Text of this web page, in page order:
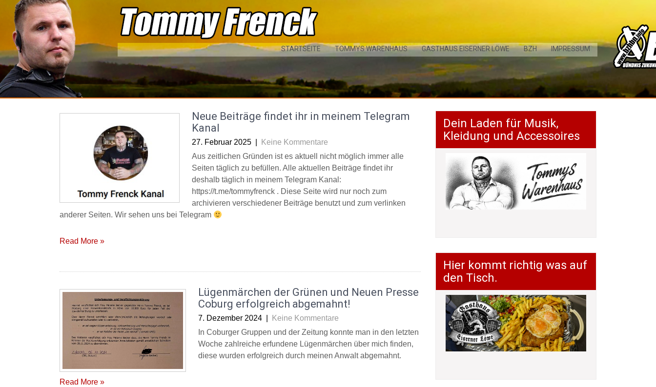
content
STARTSEITE TOMMYS WARENHAUS GASTHAUS EISERNER LÖWE BZH IMPRESSUM
Neue Beiträge findet ihr in meinem Telegram
Kanal
27. Februar 2025
Keine Kommentare
Aus zeitlichen Gründen ist es aktuell nicht möglich immer alle
Seiten täglich zu befüllen. Alle aktuellen Beiträge findet ihr
deshalb täglich in meinem Telegram Kanal:
https://t.me/tommyfrenck . Diese Seite wird nur noch zum
archivieren verschiedener Beiträge benutzt und zum verlinken
anderer Seiten. Wir sehen uns bei Telegram
Read More »
Lügenmärchen der Grünen und Neuen Presse
Coburg erfolgreich abgemahnt!
7. Dezember 2024
Keine Kommentare
In Coburger Gruppen und der Zeitung konnte man in den letzten
Woche zahlreiche erfundene Lügenmärchen über mich finden,
diese wurden erfolgreich durch meinen Anwalt abgemahnt.
Read More »
Dein Laden für Musik,
Kleidung und Accessoires
Hier kommt richtig was auf
den Tisch.